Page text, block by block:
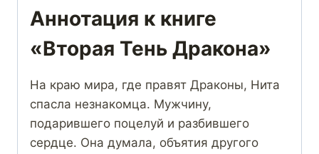
Аннотация к книге
«Вторая Тень Дракона»
На краю мира, где правят Драконы, Нита
спасла незнакомца. Мужчину,
подарившего поцелуй и разбившего
сердце. Она думала, объятия другого